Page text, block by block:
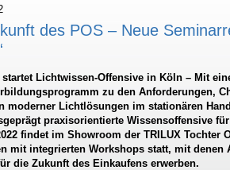
des POS – Neue
startet Lichtwissen-Offensive in Köln – Mit
zu den Anforderungen,
moderner Lichtlösungen im stationären
praxisorientierte Wissensoffensive
findet im Showroom der TRILUX Tochter
mit integrierten Workshops statt, mit denen
die Zukunft des Einkaufens erwerben.